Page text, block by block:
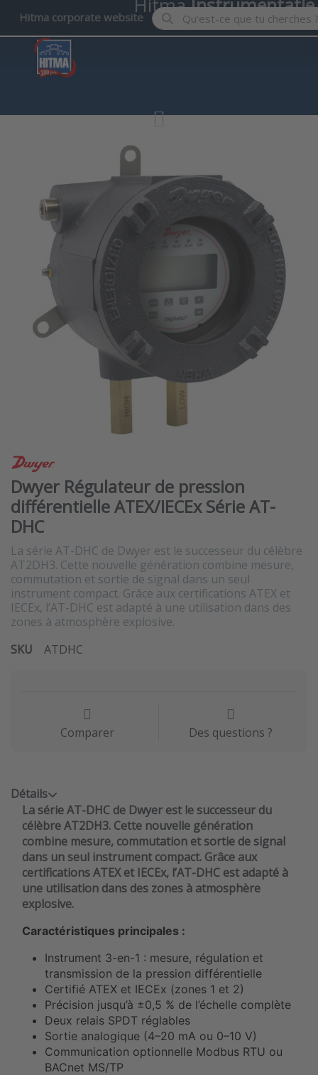
Hitma corporate website Enter a search term. Results
HitmaInstrumentatie
Dwyer Régulateur de pression
différentielle ATEX/IECEx Série AT-
DHC
La série AT-DHC de Dwyer est le successeur du célèbre
AT2DH3. Cette nouvelle génération combine mesure,
commutation et sortie de signal dans un seul
instrument compact. Grâce aux certifications ATEX et
IECEx, l’AT-DHC est adapté à une utilisation dans des
zones à atmosphère explosive.
SKU
ATDHC
Comparer Des questions ?
Détails
La série AT-DHC de Dwyer est le successeur du
célèbre AT2DH3. Cette nouvelle génération
combine mesure, commutation et sortie de signal
dans un seul instrument compact. Grâce aux
certifications ATEX et IECEx, l’AT-DHC est adapté à
une utilisation dans des zones à atmosphère
explosive.
Caractéristiques principales :
Instrument 3-en-1 : mesure, régulation et
transmission de la pression différentielle
Certifié ATEX et IECEx (zones 1 et 2)
Précision jusqu’à ±0,5 % de l’échelle complète
Deux relais SPDT réglables
Sortie analogique (4–20 mA ou 0–10 V)
Communication optionnelle Modbus RTU ou
BACnet MS/TP